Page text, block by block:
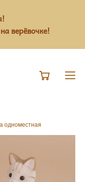
верёвочке!
одноместная